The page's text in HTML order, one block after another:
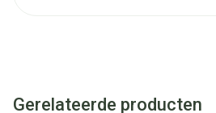
Gerelateerde producten